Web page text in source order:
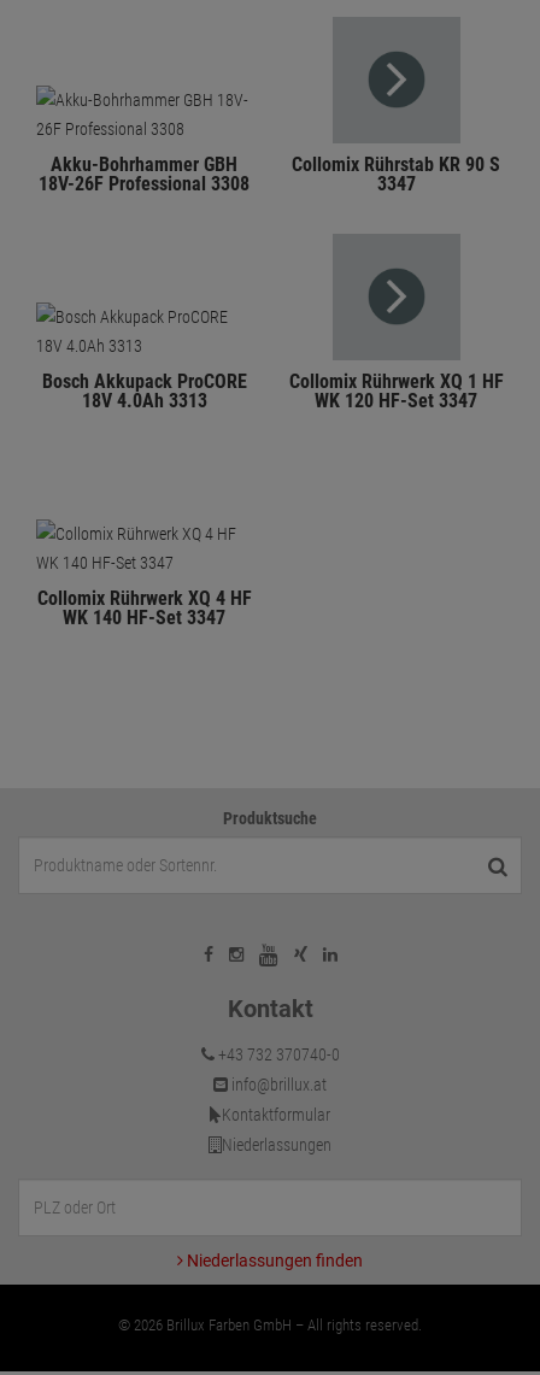
Akku-Bohrhammer GBH
18V-26F Professional 3308
Collomix Rührstab KR 90 S
3347
Bosch Akkupack ProCORE
18V 4.0Ah 3313
Collomix Rührwerk XQ 1 HF
WK 120 HF-Set 3347
Collomix Rührwerk XQ 4 HF
WK 140 HF-Set 3347
Produktsuche
Kontakt
+43 732 370740-0
info@brillux.at
Kontaktformular
Niederlassungen
Niederlassungen finden
© 2026 Brillux Farben GmbH – All rights reserved.